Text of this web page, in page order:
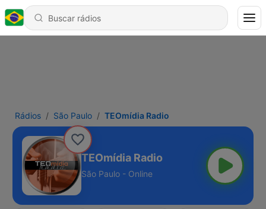
Rádios São Paulo TEOmídia Radio
TEOmídia Radio
São Paulo - Online